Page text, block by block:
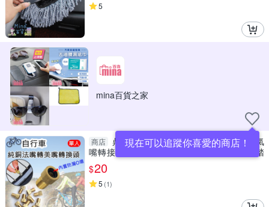
5
mina百貨之家
現在可以追蹤你喜愛的商店！
商店
鼎鴻@自行車純銅法嘴轉美嘴轉換頭 氣
嘴轉接頭 打氣筒配件 Presta轉Schrader 腳踏
車充氣轉換嘴
$20
5 (1)